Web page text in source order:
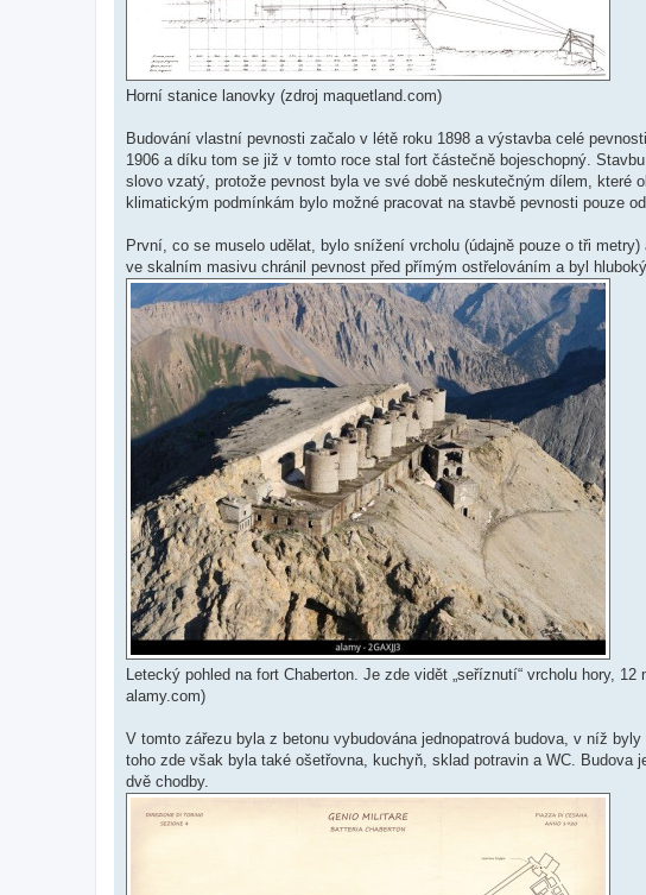
Horní stanice lanovky (zdroj maquetland.com)
Budování vlastní pevnosti začalo v létě roku 1898 a výstavba celé
1906 a díku tom se již v tomto roce stal fort částečně bojeschopný.
slovo vzatý, protože pevnost byla ve své době neskutečným dílem,
klimatickým podmínkám bylo možné pracovat na stavbě pevnosti pouze
První, co se muselo udělat, bylo snížení vrcholu (údajně pouze o tři
ve skalním masivu chránil pevnost před přímým ostřelováním a byl
Letecký pohled na fort Chaberton. Je zde vidět „seříznutí“ vrcholu hory,
alamy.com)
V tomto zářezu byla z betonu vybudována jednopatrová budova, v níž
toho zde však byla také ošetřovna, kuchyň, sklad potravin a WC.
dvě chodby.